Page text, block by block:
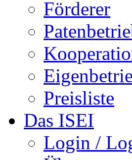
Förderer
Preisliste
Das ISEI
Login /